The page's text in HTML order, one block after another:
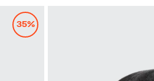
35%